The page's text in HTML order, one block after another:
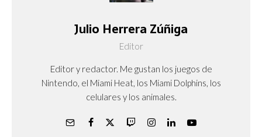
Julio Herrera Zúñiga
Editor
Editor y redactor. Me gustan los juegos de
Nintendo, el Miami Heat, los Miami Dolphins, los
celulares y los animales.